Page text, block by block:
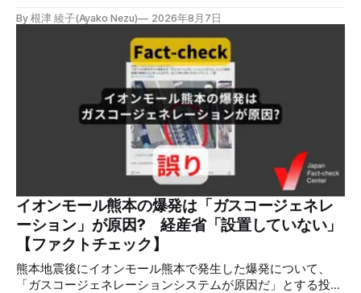
LPガスに着火した可能性に言及していますが、現時点で未解
明です。イオンは8月5日、外部専門家らによる事故調査委員
会を設置すると発表しました。 検証対象 拡散した言説 2026
年8月2日、イオンモール熊本の爆発がテロによるものだと主
張する投稿がＸで拡散した。 検証する理由 8月5日現在、投
稿は600回以上リポストされ、表示は19万件を超える。 同様
の情報の拡散量を調べるため、「熊本」「イオンモール」
「爆発」「テロ」など複数のキーワードを組み合わせてソー
シャル分析ツールMeltwaterで調べると、総投稿数は8月5日
までに約9900件あった(例1,2,3)。拡散のほとんどはXだ。 こ
れらの投稿は根拠を示していないが、「ガス爆発には見えな
いね」「これは 熊本を略奪する為のテロですよ」など、投
稿を真に受けたり、同調する反応が多い。「デマまたは不確
定な情報を流すな」や「陰謀論だよ」などの指摘
By 根津 綾子(Ayako Nezu) 2026年8月7日
イオンモール熊本の爆発は「ガスコージェネレ
ーション」が原因? 経産省「設置していない」
【ファクトチェック】
熊本地震後にイオンモール熊本で発生した爆発について、
「ガスコージェネレーションシステムが原因だ」とする投稿